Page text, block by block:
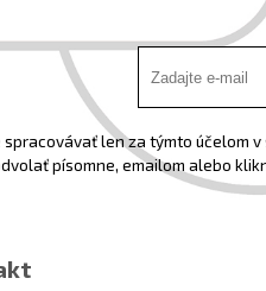
len za týmto účelom
písomne, emailom alebo